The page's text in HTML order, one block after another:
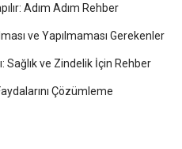
Adım Adım Rehber
ve Yapılmaması Gerekenler
Sağlık ve Zindelik İçin Rehber
Çözümleme